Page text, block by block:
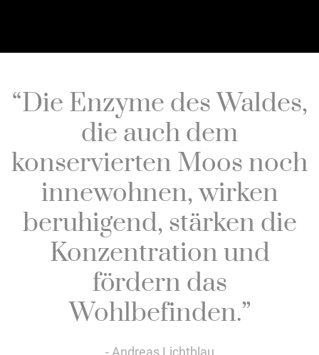
“Die Enzyme des Waldes,
die auch dem
konservierten Moos noch
innewohnen, wirken
beruhigend, stärken die
Konzentration und
fördern das
Wohlbefinden.”
- Andreas Lichtblau